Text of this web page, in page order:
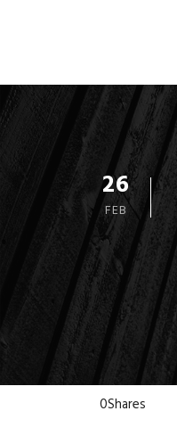
26
FEB
0Shares